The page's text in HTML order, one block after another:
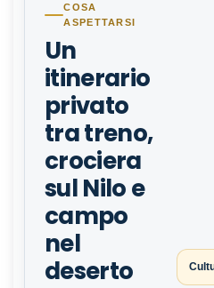
COSA
ASPETTARSI
Un
itinerario
privato
tra treno,
crociera
sul Nilo e
campo
nel
deserto